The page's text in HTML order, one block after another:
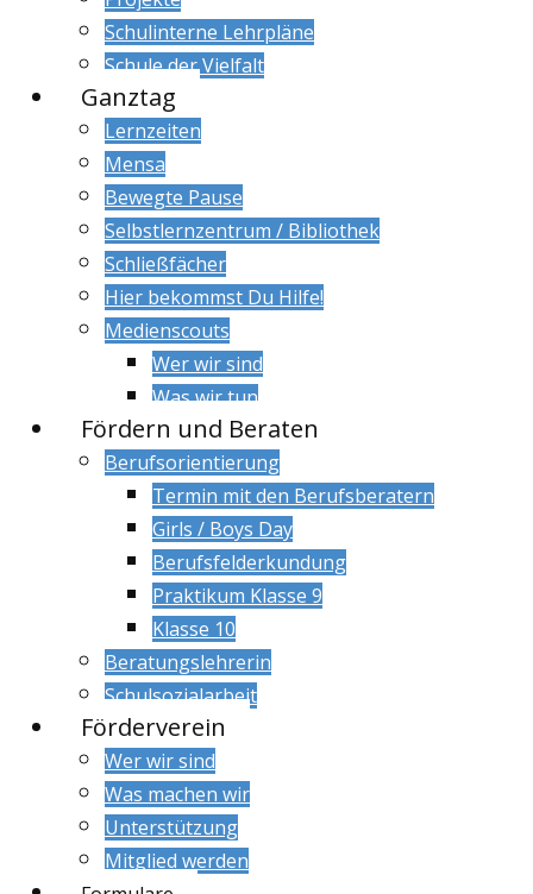
Schulinterne Lehrpläne
Schule der Vielfalt
Ganztag
Lernzeiten
Mensa
Bewegte Pause
Selbstlernzentrum / Bibliothek
Schließfächer
Hier bekommst Du Hilfe!
Medienscouts
Wer wir sind
Was wir tun
Fördern und Beraten
Berufsorientierung
Termin mit den Berufsberatern
Girls / Boys Day
Berufsfelderkundung
Praktikum Klasse 9
Klasse 10
Beratungslehrerin
Schulsozialarbeit
Förderverein
Wer wir sind
Was machen wir
Unterstützung
Mitglied werden